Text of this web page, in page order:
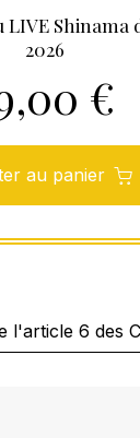
LIVE Shinama
2026
€
au panier
l'article 6 des